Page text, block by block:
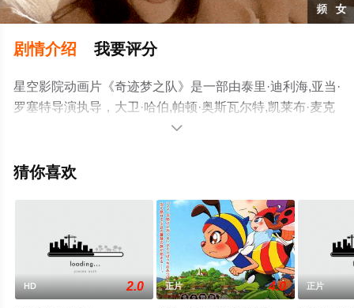
剧情介绍 我要评分
星空影院动画片《奇迹梦之队》是一部由泰里·迪利海,亚当·
罗塞特导演执导，大卫·哈伯,帕顿·奥斯瓦尔特,凯莱布·麦克
劳克林,加布里埃尔·尤尼恩,尼克·克罗尔,詹妮弗·哈德森,妮
提诺,爱德华多·弗兰科,亚伦·皮埃尔,阿伊莎·库里,雪莉·可
清无删减完整版电影大全就上星空电影网，更多相关信息
可移步至豆瓣电影、电视猫或剧情网等平台了解。

猜你喜欢
HD 2.0 正片 4.0 正片